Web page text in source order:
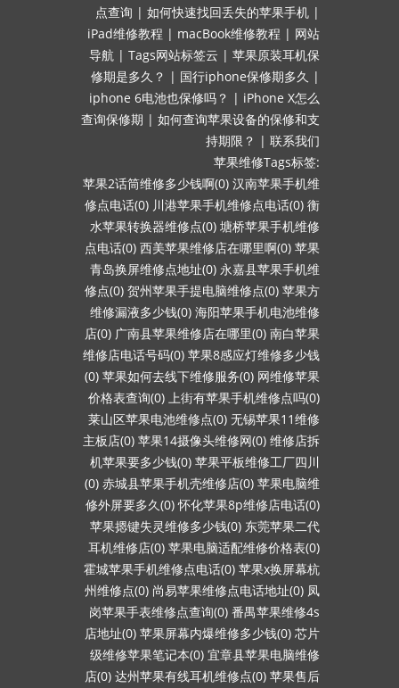
点查询 | 如何快速找回丢失的苹果手机 |
iPad维修教程 | macBook维修教程 | 网站
导航 | Tags网站标签云 | 苹果原装耳机保
修期是多久？ | 国行iphone保修期多久 |
iphone 6电池也保修吗？ | iPhone X怎么
查询保修期 | 如何查询苹果设备的保修和支
持期限？ | 联系我们
苹果维修Tags标签:
苹果2话筒维修多少钱啊(0) 汉南苹果手机维
修点电话(0) 川港苹果手机维修点电话(0) 衡
水苹果转换器维修点(0) 塘桥苹果手机维修
点电话(0) 西美苹果维修店在哪里啊(0) 苹果
青岛换屏维修点地址(0) 永嘉县苹果手机维
修点(0) 贺州苹果手提电脑维修点(0) 苹果方
维修漏液多少钱(0) 海阳苹果手机电池维修
店(0) 广南县苹果维修店在哪里(0) 南白苹果
维修店电话号码(0) 苹果8感应灯维修多少钱
(0) 苹果如何去线下维修服务(0) 网维修苹果
价格表查询(0) 上街有苹果手机维修点吗(0)
莱山区苹果电池维修点(0) 无锡苹果11维修
主板店(0) 苹果14摄像头维修网(0) 维修店拆
机苹果要多少钱(0) 苹果平板维修工厂四川
(0) 赤城县苹果手机壳维修店(0) 苹果电脑维
修外屏要多久(0) 怀化苹果8p维修店电话(0)
苹果摁键失灵维修多少钱(0) 东莞苹果二代
耳机维修店(0) 苹果电脑适配维修价格表(0)
霍城苹果手机维修点电话(0) 苹果x换屏幕杭
州维修点(0) 尚易苹果维修点电话地址(0) 凤
岗苹果手表维修点查询(0) 番禺苹果维修4s
店地址(0) 苹果屏幕内爆维修多少钱(0) 芯片
级维修苹果笔记本(0) 宜章县苹果电脑维修
店(0) 达州苹果有线耳机维修点(0) 苹果售后